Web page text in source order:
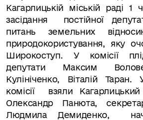
Кагарлицькій міській раді 1
засідання постійної
питань земельних
природокористування, яку
Широкоступ. У комісії
депутати Максим
Кулініченко, Віталій Таран.
комісії
взяли
Олександр Панюта,
Людмила Демиденко,